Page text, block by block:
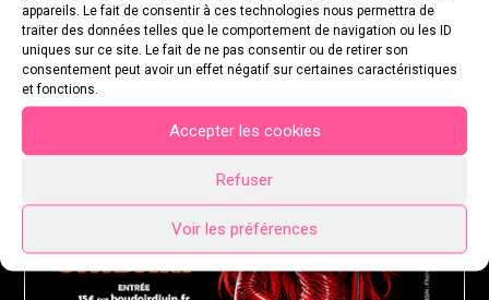
appareils. Le fait de consentir à ces technologies nous permettra de
traiter des données telles que le comportement de navigation ou les ID
uniques sur ce site. Le fait de ne pas consentir ou de retirer son
consentement peut avoir un effet négatif sur certaines caractéristiques
et fonctions.
Accepter les cookies
Refuser
Voir les préférences